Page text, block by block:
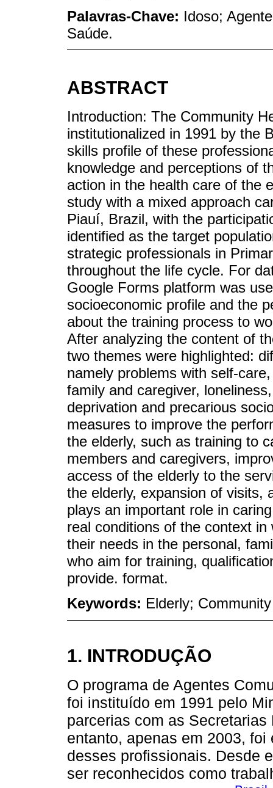
Palavras-Chave: Idoso;
Saúde.
ABSTRACT
Introduction: The Community
institutionalized in 1991 by the
skills profile of these
knowledge and perceptions of
action in the health care of the
study with a mixed approach
Piauí, Brazil, with the
identified as the target
strategic professionals in
throughout the life cycle. For
Google Forms platform was
socioeconomic profile and the
about the training process to
After analyzing the content of
two themes were highlighted:
namely problems with self-
family and caregiver,
deprivation and precarious
measures to improve the
the elderly, such as training to
members and caregivers,
access of the elderly to the
the elderly, expansion of visits,
plays an important role in
real conditions of the context
their needs in the personal,
who aim for training,
provide. format.
Keywords: Elderly;
1. INTRODUÇÃO
O programa de Agentes
foi instituído em 1991 pelo
parcerias com as
entanto, apenas em 2003,
desses profissionais. Desde
ser reconhecidos como